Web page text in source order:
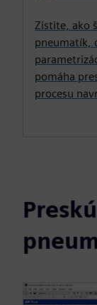
Zistite, ako
pneumatík,
pomáha
procesu